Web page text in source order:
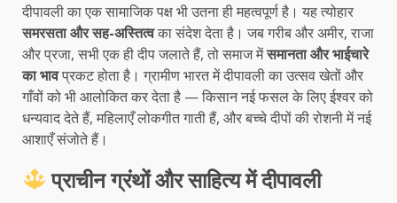
दीपावली का एक सामाजिक पक्ष भी उतना ही महत्वपूर्ण है। यह त्योहार
समरसता और सह-अस्तित्वका संदेश देता है। जब गरीब और अमीर, राजा
और प्रजा, सभी एक ही दीप जलाते हैं, तो समाज मेंसमानता और भाईचारे
का भावप्रकट होता है। ग्रामीण भारत में दीपावली का उत्सव खेतों और
गाँवों को भी आलोकित कर देता है — किसान नई फसल के लिए ईश्वर को
धन्यवाद देते हैं, महिलाएँ लोकगीत गाती हैं, और बच्चे दीपों की रोशनी में नई
आशाएँ संजोते हैं।
प्राचीन ग्रंथों और साहित्य में दीपावली